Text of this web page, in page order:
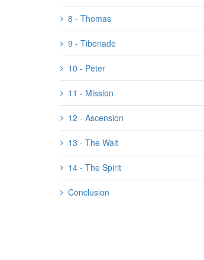
8 - Thomas
9 - Tiberiade
10 - Peter
11 - Mission
12 - Ascension
13 - The Wait
14 - The Spirit
Conclusion